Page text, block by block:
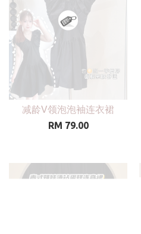
减龄V领泡泡袖连衣裙
RM 79.00